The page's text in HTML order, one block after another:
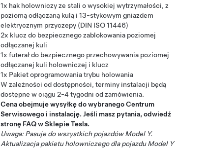
1x hak holowniczy ze stali o wysokiej wytrzymałości, z
poziomą odłączaną kulą i 13-stykowym gniazdem
elektrycznym przyczepy (DIN ISO 11446)
2x klucz do bezpiecznego zablokowania poziomej
odłączanej kuli
1x futerał do bezpiecznego przechowywania poziomej
odłączanej kuli holowniczej i klucz
1x Pakiet oprogramowania trybu holowania
W zależności od dostępności, terminy instalacji będą
dostępne w ciągu 2-4 tygodni od zamówienia.
Cena obejmuje wysyłkę do wybranego Centrum
Serwisowego i instalację. Jeśli masz pytania, odwiedź
stronę FAQ w Sklepie Tesla.
Uwaga: Pasuje do wszystkich pojazdów Model Y.
Aktualizacja pakietu holowniczego dla pojazdu Model Y